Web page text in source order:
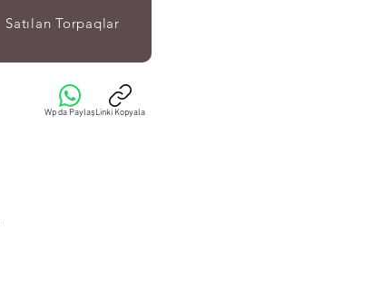
Satılan Torpaqlar
Wp da PaylaşLinki Kopyala